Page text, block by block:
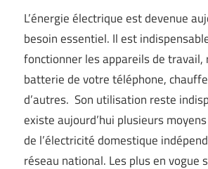
L’énergie électrique est devenue
besoin essentiel. Il est
fonctionner les appareils de travail,
batterie de votre téléphone,
d’autres. Son utilisation reste
existe aujourd’hui plusieurs
de l’électricité domestique
réseau national. Les plus en vogue